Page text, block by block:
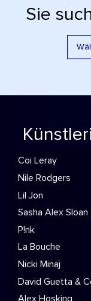
Sie
Coi Leray
Nile Rodgers
Lil Jon
Sasha Alex Sloan
P!nk
La Bouche
Nicki Minaj
David Guetta &
Alex Hosking